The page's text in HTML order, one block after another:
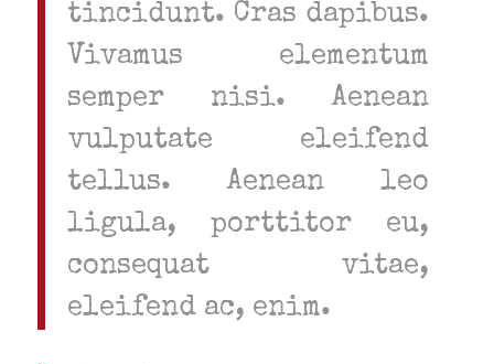
tincidunt. Cras dapibus.
Vivamus elementum
semper nisi. Aenean
vulputate eleifend
tellus. Aenean leo
ligula, porttitor eu,
consequat vitae,
eleifend ac, enim.